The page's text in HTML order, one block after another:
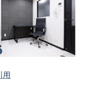
用